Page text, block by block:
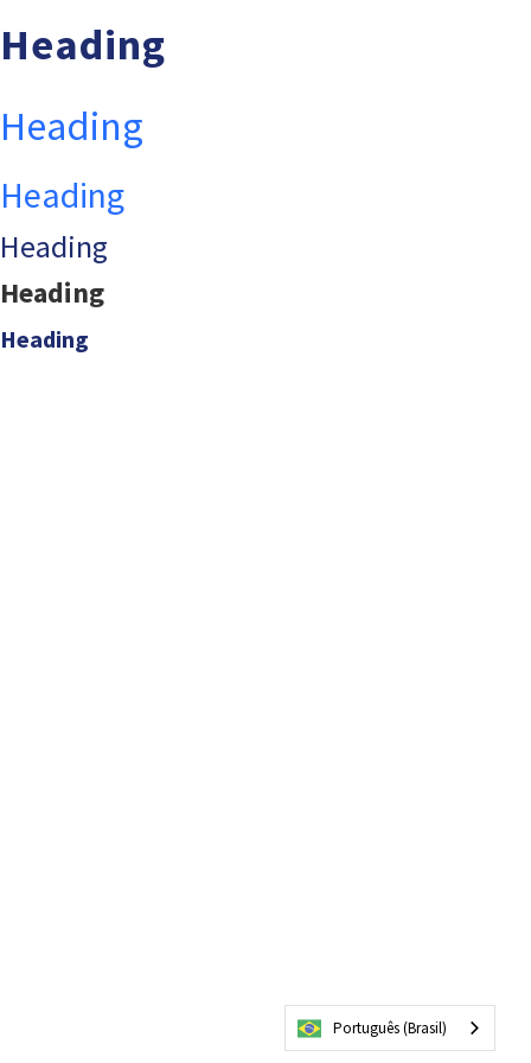
Heading
Heading
Heading
Heading
Heading
Heading
Português (Brasil)